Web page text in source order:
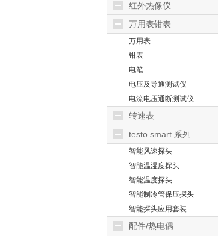
红外热像仪
万用表钳表
万用表
钳表
电笔
电压及导通测试仪
电流电压通断测试仪
转速表
testo smart 系列
智能风速探头
智能温湿度探头
智能温度探头
智能制冷管保压探头
智能探头应用套装
配件/热电偶